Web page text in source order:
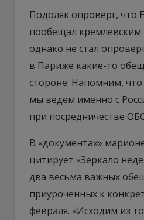
Подоляк опроверг, что
пообещал
однако не стал
в Париже какие-то
стороне. Напомним,
мы ведем именно с
при посредничестве
В «документах»
цитирует «Зеркало
два весьма важных
приуроченных к
февраля. «Исходим из